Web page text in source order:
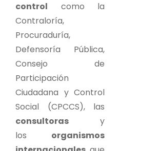
control como la
Contraloría,
Procuraduría,
Defensoría Pública,
Consejo de
Participación
Ciudadana y Control
Social (CPCCS), las
consultoras y
los organismos